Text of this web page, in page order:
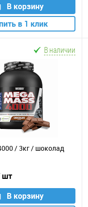
В корзину
в 1 клик
В наличии
/ 3кг / шоколад
шт
В корзину